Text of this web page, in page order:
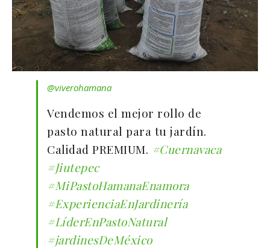
@viverohamana
Vendemos el mejor rollo de
pasto natural para tu jardín.
Calidad PREMIUM. #Cuernavaca
#Jiutepec
#MiPastoHamanaEnamora
#ExperienciaEnJardinería
#LíderEnPastoNatural
#jardinesDeMéxico